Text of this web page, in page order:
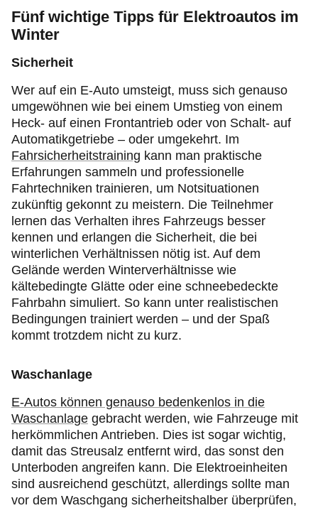
Fünf wichtige Tipps für Elektroautos im
Winter
Sicherheit
Wer auf ein E-Auto umsteigt, muss sich genauso
umgewöhnen wie bei einem Umstieg von einem
Heck- auf einen Frontantrieb oder von Schalt- auf
Automatikgetriebe – oder umgekehrt. Im
Fahrsicherheitstraining kann man praktische
Erfahrungen sammeln und professionelle
Fahrtechniken trainieren, um Notsituationen
zukünftig gekonnt zu meistern. Die Teilnehmer
lernen das Verhalten ihres Fahrzeugs besser
kennen und erlangen die Sicherheit, die bei
winterlichen Verhältnissen nötig ist. Auf dem
Gelände werden Winterverhältnisse wie
kältebedingte Glätte oder eine schneebedeckte
Fahrbahn simuliert. So kann unter realistischen
Bedingungen trainiert werden – und der Spaß
kommt trotzdem nicht zu kurz.
Waschanlage
E-Autos können genauso bedenkenlos in die
Waschanlage gebracht werden, wie Fahrzeuge mit
herkömmlichen Antrieben. Dies ist sogar wichtig,
damit das Streusalz entfernt wird, das sonst den
Unterboden angreifen kann. Die Elektroeinheiten
sind ausreichend geschützt, allerdings sollte man
vor dem Waschgang sicherheitshalber überprüfen,